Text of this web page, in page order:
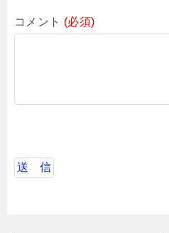
コメント (必須)